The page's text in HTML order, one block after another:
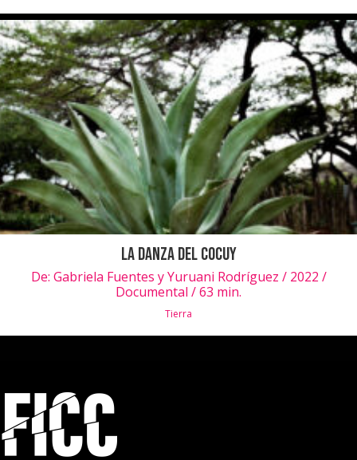
La Danza del Cocuy
De: Gabriela Fuentes y Yuruani Rodríguez / 2022 /
Documental / 63 min.
Tierra